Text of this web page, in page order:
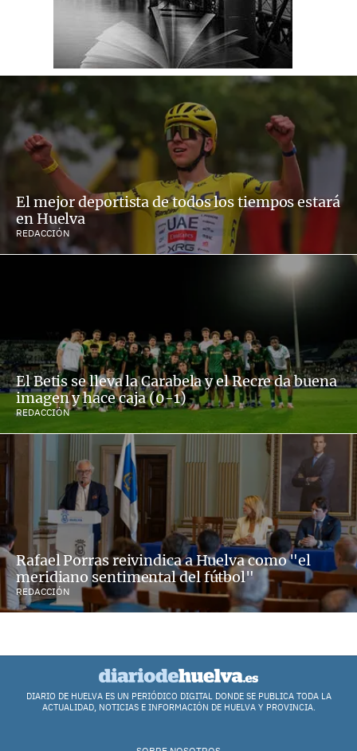
El mejor deportista de todos los tiempos estará
en Huelva
REDACCIÓN
El Betis se lleva la Carabela y el Recre da buena
imagen y hace caja (0-1)
REDACCIÓN
Rafael Porras reivindica a Huelva como "el
meridiano sentimental del fútbol"
REDACCIÓN
DIARIO DE HUELVA ES UN PERIÓDICO DIGITAL DONDE SE PUBLICA TODA LA
ACTUALIDAD, NOTICIAS E INFORMACIÓN DE HUELVA Y PROVINCIA.